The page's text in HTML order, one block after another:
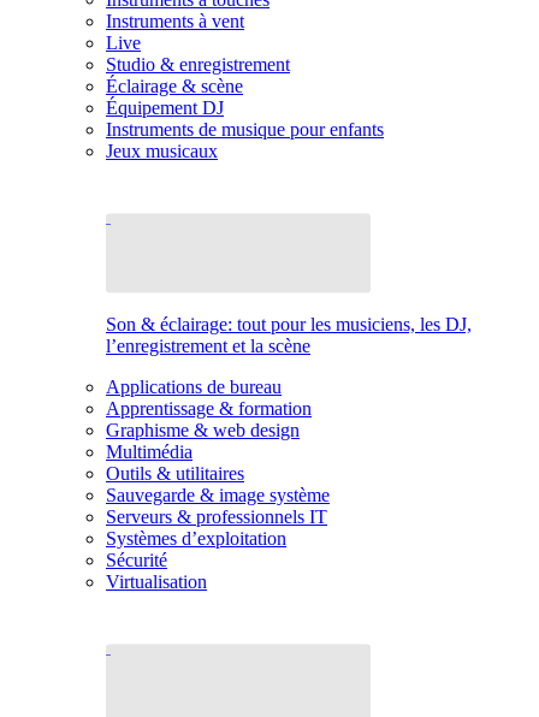
Instruments à vent
Live
Studio & enregistrement
Éclairage & scène
Équipement DJ
Instruments de musique pour enfants
Jeux musicaux
Son & éclairage: tout pour les musiciens, les DJ,
l’enregistrement et la scène
Applications de bureau
Apprentissage & formation
Graphisme & web design
Multimédia
Outils & utilitaires
Sauvegarde & image système
Serveurs & professionnels IT
Systèmes d’exploitation
Sécurité
Virtualisation